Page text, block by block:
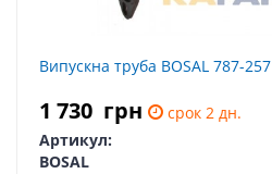
Випускна труба BOSAL 787-257
1 730 грн
срок 2 дн.
Артикул:
BOSAL